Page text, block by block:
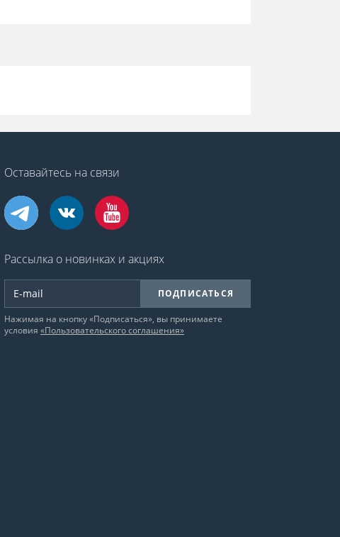
Оставайтесь на связи
Рассылка о новинках и акциях
ПОДПИСАТЬСЯ
Нажимая на кнопку «Подписаться», вы принимаете
условия «Пользовательского соглашения»